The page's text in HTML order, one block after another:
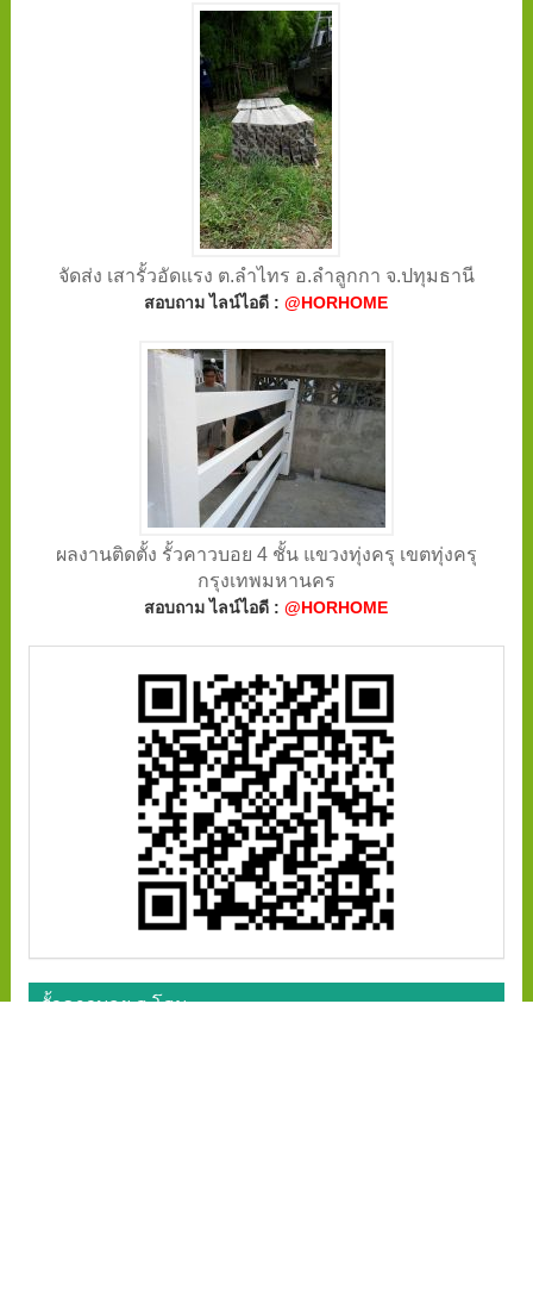
จัดส่ง เสารั้วอัดแรง ต.ลำไทร อ.ลำลูกกา จ.ปทุมธานี
สอบถาม ไลน์ไอดี :@HORHOME
ผลงานติดตั้ง รั้วคาวบอย 4 ชั้น แขวงทุ่งครุ เขตทุ่งครุ
กรุงเทพมหานคร
สอบถาม ไลน์ไอดี :@HORHOME
รั้วคาวบอย ฮ.โฮม